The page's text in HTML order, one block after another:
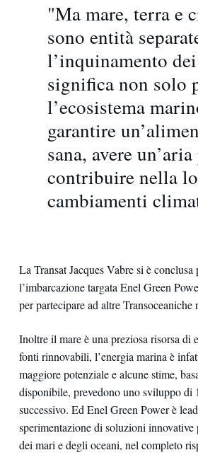
"Ma mare, terra e
sono entità
l’inquinamento
significa non solo
l’ecosistema
garantire
sana, avere
contribuire nella
cambiamenti
La Transat Jacques Vabre si è
l’imbarcazione targata Enel Green
per partecipare ad altre Transoceaniche
Inoltre il mare è una preziosa risorsa di
fonti rinnovabili, l’energia marina è
maggiore potenziale e alcune stime,
disponibile, prevedono uno sviluppo di
successivo. Ed Enel Green Power è
sperimentazione di soluzioni innovative
dei mari e degli oceani, nel completo